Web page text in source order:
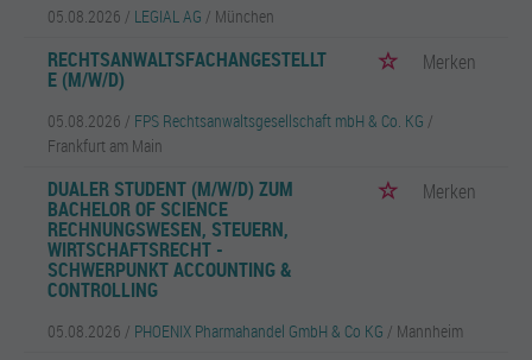
05.08.2026 / LEGIAL AG / München
RECHTSANWALTSFACHANGESTELLT
E (M/W/D)
Merken
05.08.2026 / FPS Rechtsanwaltsgesellschaft mbH & Co. KG /
Frankfurt am Main
DUALER STUDENT (M/W/D) ZUM
BACHELOR OF SCIENCE
RECHNUNGSWESEN, STEUERN,
WIRTSCHAFTSRECHT -
SCHWERPUNKT ACCOUNTING &
CONTROLLING
Merken
05.08.2026 / PHOENIX Pharmahandel GmbH & Co KG / Mannheim